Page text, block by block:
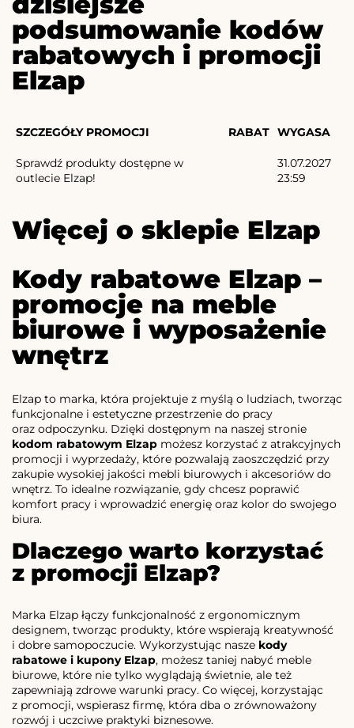
podsumowanie kodów
rabatowych i promocji
Elzap
SZCZEGÓŁY PROMOCJI RABAT WYGASA
Sprawdź produkty dostępne w
outlecie Elzap!
31.07.2027
23:59
Więcej o sklepie Elzap
Kody rabatowe Elzap –
promocje na meble
biurowe i wyposażenie
wnętrz
Elzap to marka, która projektuje z myślą o ludziach, tworząc
funkcjonalne i estetyczne przestrzenie do pracy
oraz odpoczynku. Dzięki dostępnym na naszej stronie
kodom rabatowym Elzap możesz korzystać z atrakcyjnych
promocji i wyprzedaży, które pozwalają zaoszczędzić przy
zakupie wysokiej jakości mebli biurowych i akcesoriów do
wnętrz. To idealne rozwiązanie, gdy chcesz poprawić
komfort pracy i wprowadzić energię oraz kolor do swojego
biura.
Dlaczego warto korzystać
z promocji Elzap?
Marka Elzap łączy funkcjonalność z ergonomicznym
designem, tworząc produkty, które wspierają kreatywność
i dobre samopoczucie. Wykorzystując nasze kody
rabatowe i kupony Elzap, możesz taniej nabyć meble
biurowe, które nie tylko wyglądają świetnie, ale też
zapewniają zdrowe warunki pracy. Co więcej, korzystając
z promocji, wspierasz firmę, która dba o zrównoważony
rozwój i uczciwe praktyki biznesowe.